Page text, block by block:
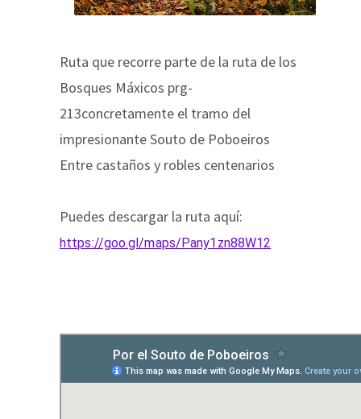
Ruta que recorre parte de la ruta de los
Bosques Máxicos prg-
213concretamente el tramo del
impresionante Souto de Poboeiros
Entre castaños y robles centenarios
Puedes descargar la ruta aquí:
https://goo.gl/maps/Pany1zn88W12